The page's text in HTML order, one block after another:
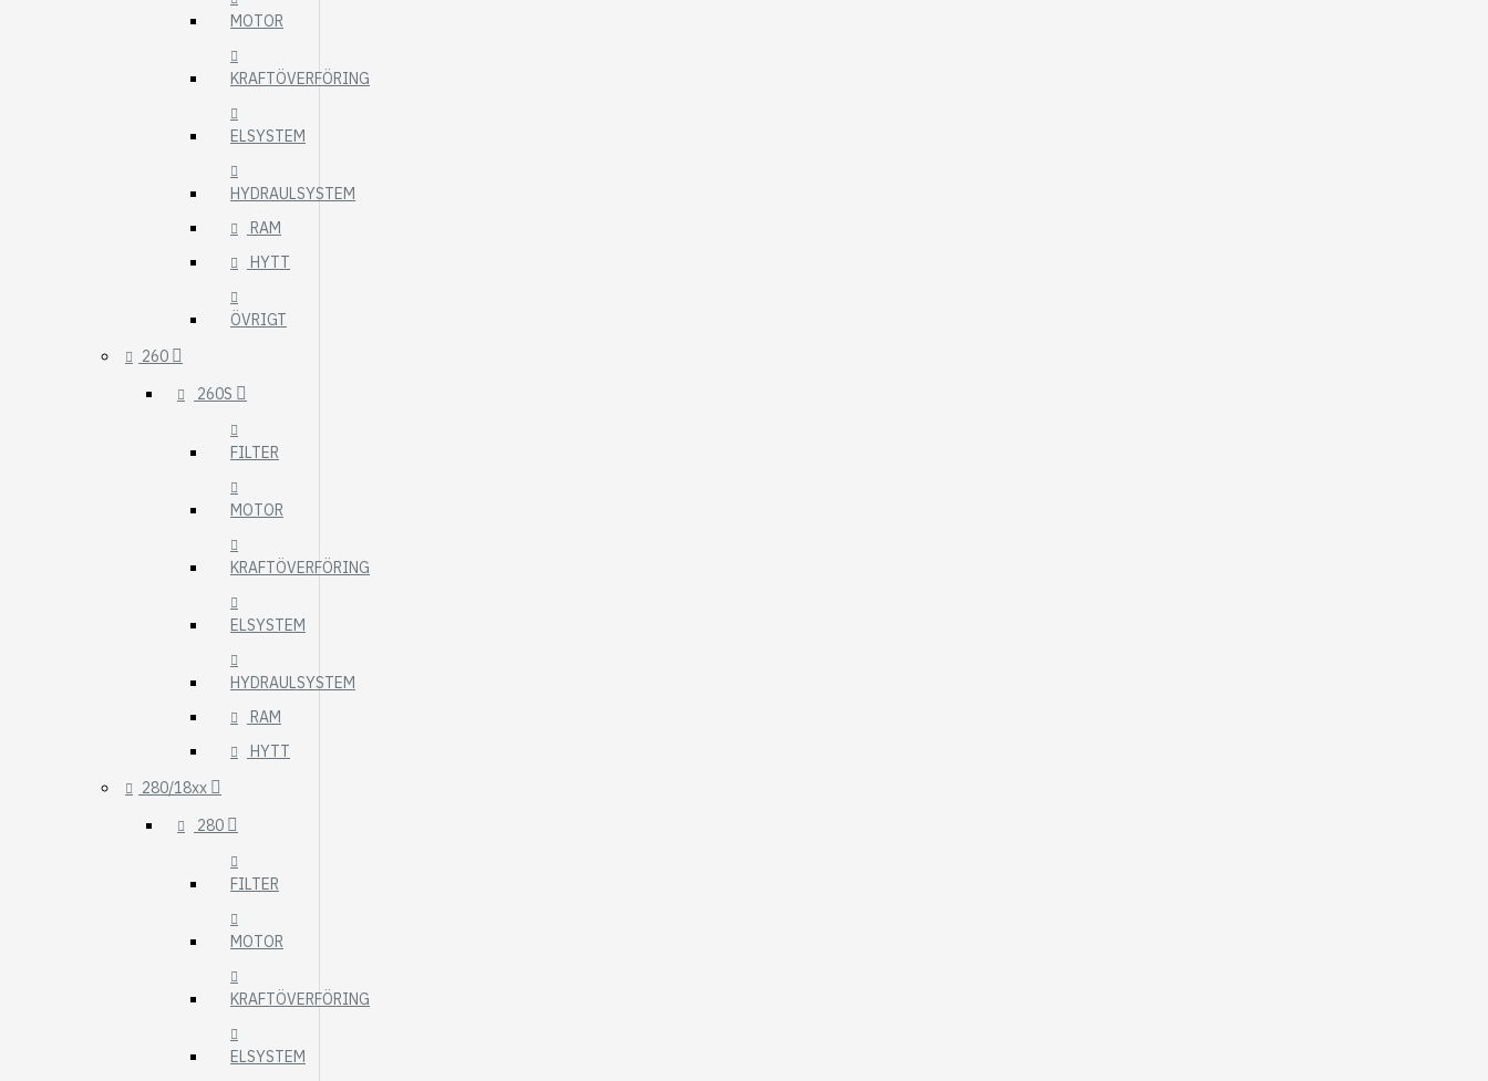
MOTOR
KRAFTÖVERFÖRING
ELSYSTEM
HYDRAULSYSTEM
RAM
HYTT
ÖVRIGT
260
260S
FILTER
MOTOR
KRAFTÖVERFÖRING
ELSYSTEM
HYDRAULSYSTEM
RAM
HYTT
280/18xx
280
FILTER
MOTOR
KRAFTÖVERFÖRING
ELSYSTEM